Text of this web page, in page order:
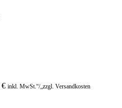
€ inkl. MwSt.“/„zzgl. Versandkosten